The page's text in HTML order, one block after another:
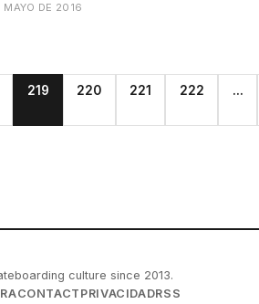
DE 2016
219 220 221 222 ...
culture since 2013.
CONTACT PRIVACIDADRSS